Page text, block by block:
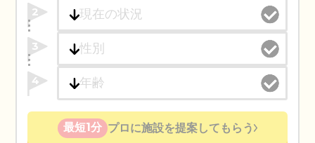
2
3
4
最短1分 プロに施設を提案してもらう